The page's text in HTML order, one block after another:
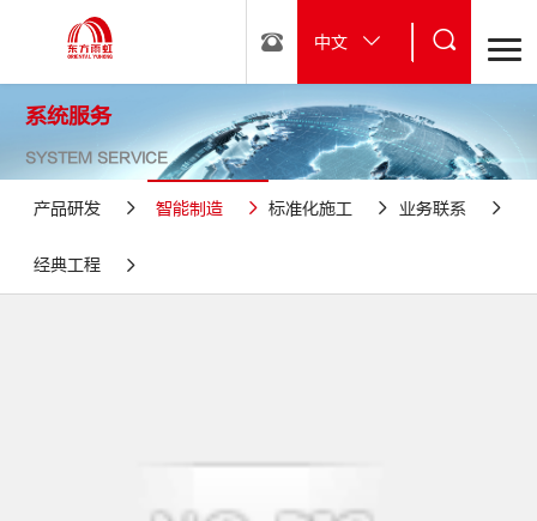
中文
系统服务
SYSTEM SERVICE
产品研发 智能制造 标准化施工 业务联系
经典工程